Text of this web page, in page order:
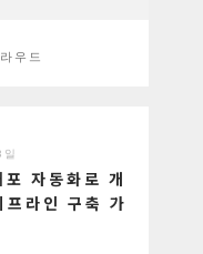
우드
자동화로 개
라인 구축 가